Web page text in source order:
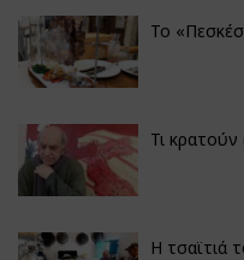
Το
Τι
Η τσαϊτιά